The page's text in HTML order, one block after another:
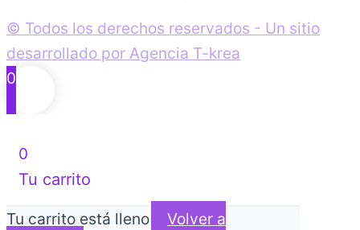
© Todos los derechos reservados - Un sitio
desarrollado por Agencia T-krea
0
0
Tu carrito
Tu carrito está lleno
Volver a